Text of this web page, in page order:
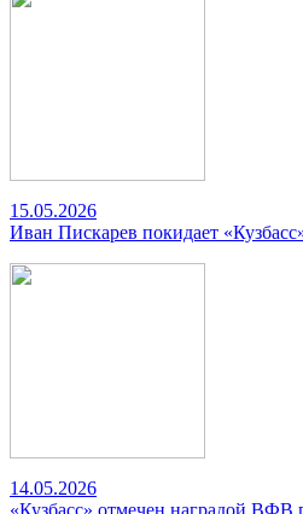
15.05.2026
Иван Пискарев покидает
14.05.2026
«Кузбасс» отмечен наградой ВФВ